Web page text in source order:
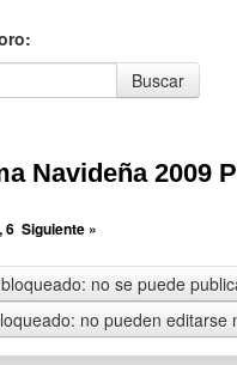
Buscar
Navideña 2009
,6 Siguiente »
no se puede
no pueden editarse